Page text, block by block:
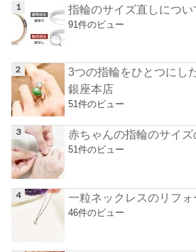
指輪のサイズ直しについ
91件のビュー
3つの指輪をひとつにし
銀座本店
51件のビュー
赤ちゃんの指輪のサイ
51件のビュー
一粒ネックレスのリフ
46件のビュー